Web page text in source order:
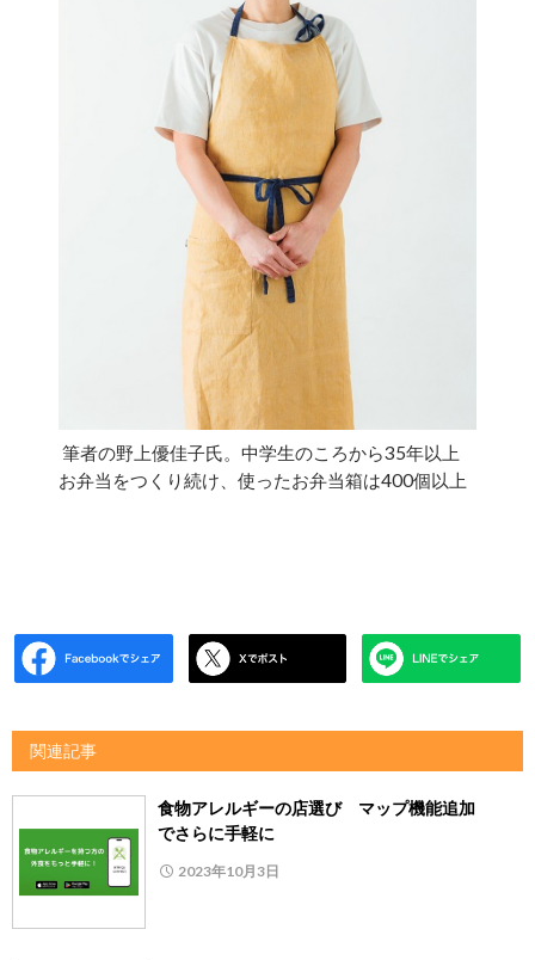
筆者の野上優佳子氏。中学生のころから35年以上
お弁当をつくり続け、使ったお弁当箱は400個以上
関連記事
食物アレルギーの店選び マップ機能追加
でさらに手軽に
2023年10月3日